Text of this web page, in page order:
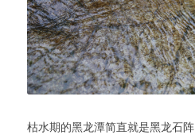
枯水期的黑龙潭简直就是黑龙石阵